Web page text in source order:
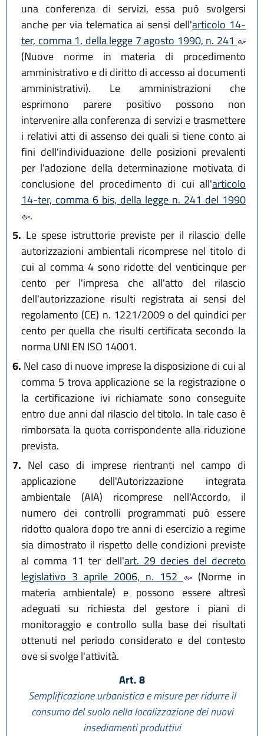
una conferenza di servizi, essa può svolgersi
anche per via telematica ai sensi dell'articolo 14-
ter, comma 1, della legge 7 agosto 1990, n. 241
(Nuove norme in materia di procedimento
amministrativo e di diritto di accesso ai documenti
amministrativi). Le amministrazioni che
esprimono parere positivo possono non
intervenire alla conferenza di servizi e trasmettere
i relativi atti di assenso dei quali si tiene conto ai
fini dell'individuazione delle posizioni prevalenti
per l'adozione della determinazione motivata di
conclusione del procedimento di cui all'articolo
14-ter, comma 6 bis, della legge n. 241 del 1990
.
5. Le spese istruttorie previste per il rilascio delle
autorizzazioni ambientali ricomprese nel titolo di
cui al comma 4 sono ridotte del venticinque per
cento per l'impresa che all'atto del rilascio
dell'autorizzazione risulti registrata ai sensi del
regolamento (CE) n. 1221/2009 o del quindici per
cento per quella che risulti certificata secondo la
norma UNI EN ISO 14001.
6. Nel caso di nuove imprese la disposizione di cui al
comma 5 trova applicazione se la registrazione o
la certificazione ivi richiamate sono conseguite
entro due anni dal rilascio del titolo. In tale caso è
rimborsata la quota corrispondente alla riduzione
prevista.
7. Nel caso di imprese rientranti nel campo di
applicazione dell'Autorizzazione integrata
ambientale (AIA) ricomprese nell'Accordo, il
numero dei controlli programmati può essere
ridotto qualora dopo tre anni di esercizio a regime
sia dimostrato il rispetto delle condizioni previste
al comma 11 ter dell'art. 29 decies del decreto
legislativo 3 aprile 2006, n. 152
(Norme in
materia ambientale) e possono essere altresì
adeguati su richiesta del gestore i piani di
monitoraggio e controllo sulla base dei risultati
ottenuti nel periodo considerato e del contesto
ove si svolge l'attività.
Art. 8
Semplificazione urbanistica e misure per ridurre il
consumo del suolo nella localizzazione dei nuovi
insediamenti produttivi